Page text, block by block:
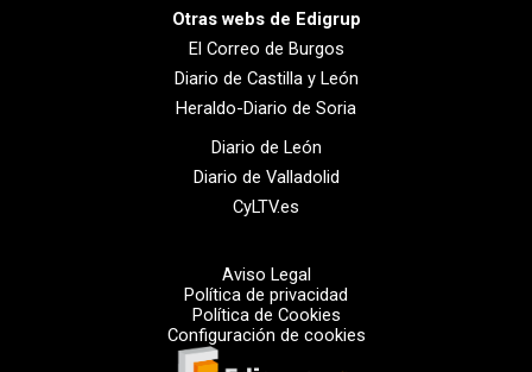
Otras webs de Edigrup
El Correo de Burgos
Diario de Castilla y León
Heraldo-Diario de Soria
Diario de León
Diario de Valladolid
CyLTV.es
Aviso Legal
Política de privacidad
Política de Cookies
Configuración de cookies